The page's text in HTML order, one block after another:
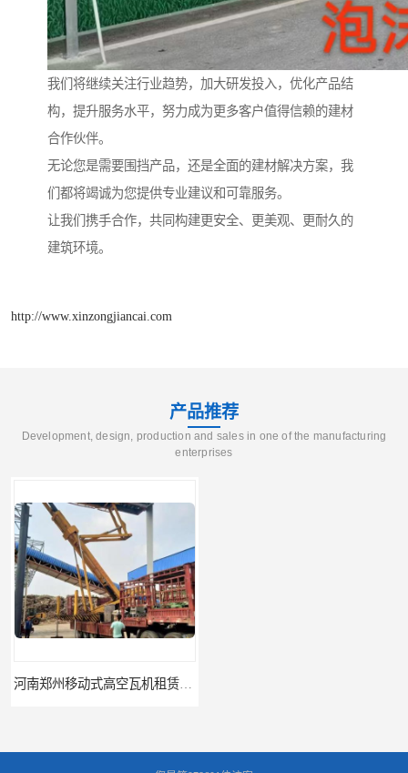
我们将继续关注行业趋势，加大研发投入，优化产品结
构，提升服务水平，努力成为更多客户值得信赖的建材
合作伙伴。
无论您是需要围挡产品，还是全面的建材解决方案，我
们都将竭诚为您提供专业建议和可靠服务。
让我们携手合作，共同构建更安全、更美观、更耐久的
建筑环境。
http://www.xinzongjiancai.com
产品推荐
Development, design, production and sales in one of the manufacturing
enterprises